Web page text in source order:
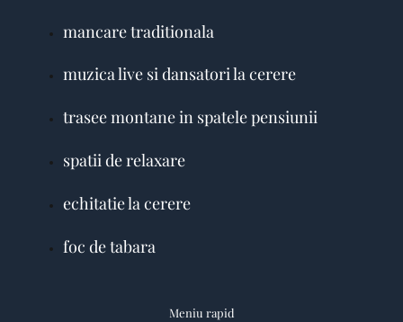
mancare traditionala
muzica live si dansatori la cerere
trasee montane in spatele pensiunii
spatii de relaxare
echitatie la cerere
foc de tabara
Meniu rapid